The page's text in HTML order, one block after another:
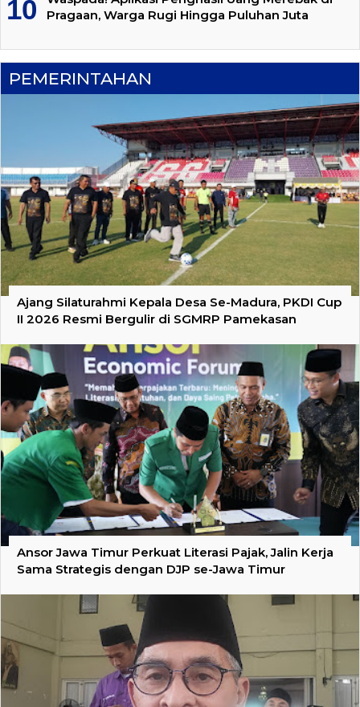
Pragaan, Warga Rugi Hingga Puluhan Juta
PEMERINTAHAN
Ajang Silaturahmi Kepala Desa Se-Madura, PKDI Cup
II 2026 Resmi Bergulir di SGMRP Pamekasan
Ansor Jawa Timur Perkuat Literasi Pajak, Jalin Kerja
Sama Strategis dengan DJP se-Jawa Timur